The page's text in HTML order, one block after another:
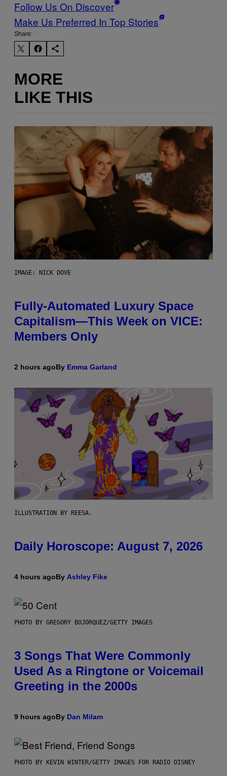
Follow Us On Discover
Make Us Preferred In Top Stories
Share:
MORE
LIKE THIS
IMAGE: NICK DOVE
Fully-Automated Luxury Space
Capitalism—This Week on VICE:
Members Only
2 hours agoBy Emma Garland
ILLUSTRATION BY REESA.
Daily Horoscope: August 7, 2026
4 hours agoBy Ashley Fike
PHOTO BY GREGORY BOJORQUEZ/GETTY IMAGES
3 Songs That Were Commonly
Used As a Ringtone or Voicemail
Greeting in the 2000s
9 hours agoBy Dan Milam
PHOTO BY KEVIN WINTER/GETTY IMAGES FOR RADIO DISNEY